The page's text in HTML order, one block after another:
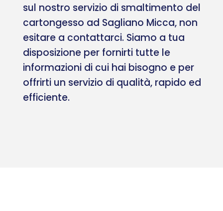
sul nostro servizio di smaltimento del
cartongesso ad Sagliano Micca, non
esitare a contattarci. Siamo a tua
disposizione per fornirti tutte le
informazioni di cui hai bisogno e per
offrirti un servizio di qualità, rapido ed
efficiente.